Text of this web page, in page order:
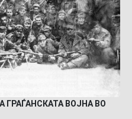
ГРАЃАНСКАТА ВОЈНА ВО